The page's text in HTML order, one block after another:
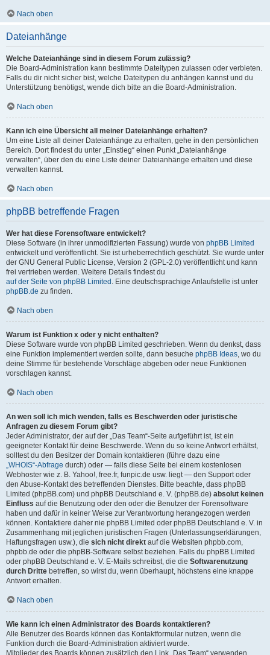
Nach oben
Dateianhänge
Welche Dateianhänge sind in diesem Forum zulässig?
Die Board-Administration kann bestimmte Dateitypen zulassen oder verbieten.
Falls du dir nicht sicher bist, welche Dateitypen du anhängen kannst und du
Unterstützung benötigst, wende dich bitte an die Board-Administration.
Nach oben
Kann ich eine Übersicht all meiner Dateianhänge erhalten?
Um eine Liste all deiner Dateianhänge zu erhalten, gehe in den persönlichen
Bereich. Dort findest du unter „Einstieg“ einen Punkt „Dateianhänge
verwalten“, über den du eine Liste deiner Dateianhänge erhalten und diese
verwalten kannst.
Nach oben
phpBB betreffende Fragen
Wer hat diese Forensoftware entwickelt?
Diese Software (in ihrer unmodifizierten Fassung) wurde von phpBB Limited
entwickelt und veröffentlicht. Sie ist urheberrechtlich geschützt. Sie wurde unter
der GNU General Public License, Version 2 (GPL-2.0) veröffentlicht und kann
frei vertrieben werden. Weitere Details findest du
auf der Seite von phpBB Limited . Eine deutschsprachige Anlaufstelle ist unter
phpBB.de zu finden.
Nach oben
Warum ist Funktion x oder y nicht enthalten?
Diese Software wurde von phpBB Limited geschrieben. Wenn du denkst, dass
eine Funktion implementiert werden sollte, dann besuche phpBB Ideas, wo du
deine Stimme für bestehende Vorschläge abgeben oder neue Funktionen
vorschlagen kannst.
Nach oben
An wen soll ich mich wenden, falls es Beschwerden oder juristische
Anfragen zu diesem Forum gibt?
Jeder Administrator, der auf der „Das Team“-Seite aufgeführt ist, ist ein
geeigneter Kontakt für deine Beschwerde. Wenn du so keine Antwort erhältst,
solltest du den Besitzer der Domain kontaktieren (führe dazu eine
„WHOIS“-Abfrage durch) oder — falls diese Seite bei einem kostenlosen
Webhoster wie z. B. Yahoo!, free.fr, funpic.de usw. liegt — den Support oder
den Abuse-Kontakt des betreffenden Dienstes. Bitte beachte, dass phpBB
Limited (phpBB.com) und phpBB Deutschland e. V. (phpBB.de) absolut keinen
Einfluss auf die Benutzung oder den oder die Benutzer der Forensoftware
haben und dafür in keiner Weise zur Verantwortung herangezogen werden
können. Kontaktiere daher nie phpBB Limited oder phpBB Deutschland e. V. in
Zusammenhang mit jeglichen juristischen Fragen (Unterlassungserklärungen,
Haftungsfragen usw.), die sich nicht direkt auf die Websiten phpbb.com,
phpbb.de oder die phpBB-Software selbst beziehen. Falls du phpBB Limited
oder phpBB Deutschland e. V. E-Mails schreibst, die die Softwarenutzung
durch Dritte betreffen, so wirst du, wenn überhaupt, höchstens eine knappe
Antwort erhalten.
Nach oben
Wie kann ich einen Administrator des Boards kontaktieren?
Alle Benutzer des Boards können das Kontaktformular nutzen, wenn die
Funktion durch die Board-Administration aktiviert wurde.
Mitglieder des Boards können zusätzlich den Link „Das Team“ verwenden.